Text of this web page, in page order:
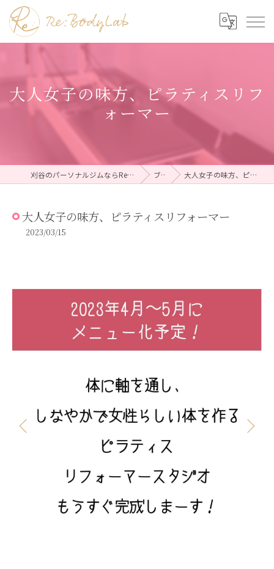
大人女子の味方、ピラティスリフ
ォーマー
刈谷のパーソナルジムならRe:BodyLab（リボディラボ） ブログ 大人女子の味方、ピラティスリフォーマー
大人女子の味方、ピラティスリフォーマー
2023/03/15